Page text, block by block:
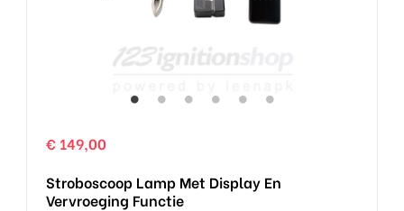
€ 149,00
Stroboscoop Lamp Met Display En
Vervroeging Functie